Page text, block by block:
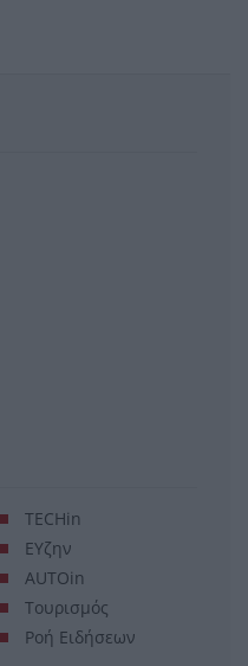
TECHin
ΕΥζην
AUTOin
Τουρισμός
Ροή Ειδήσεων